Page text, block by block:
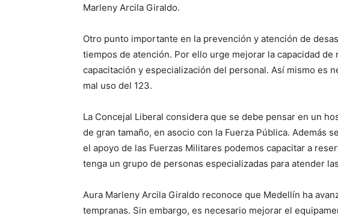
Marleny Arcila Giraldo.
Otro punto importante en la prevención y atención de
tiempos de atención. Por ello urge mejorar la capacidad de
capacitación y especialización del personal. Así mismo es
mal uso del 123.
La Concejal Liberal considera que se debe pensar en un
de gran tamaño, en asocio con la Fuerza Pública. Además
el apoyo de las Fuerzas Militares podemos capacitar a
tenga un grupo de personas especializadas para atender
Aura Marleny Arcila Giraldo reconoce que Medellín ha
tempranas. Sin embargo, es necesario mejorar el